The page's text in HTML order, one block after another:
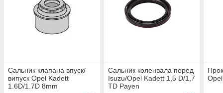
Сальник клапана впуск/
випуск Opel Kadett
1.6D/1.7D 8mm
Сальник коленвала перед
Isuzu/Opel Kadett 1,5 D/1,7
TD Payen